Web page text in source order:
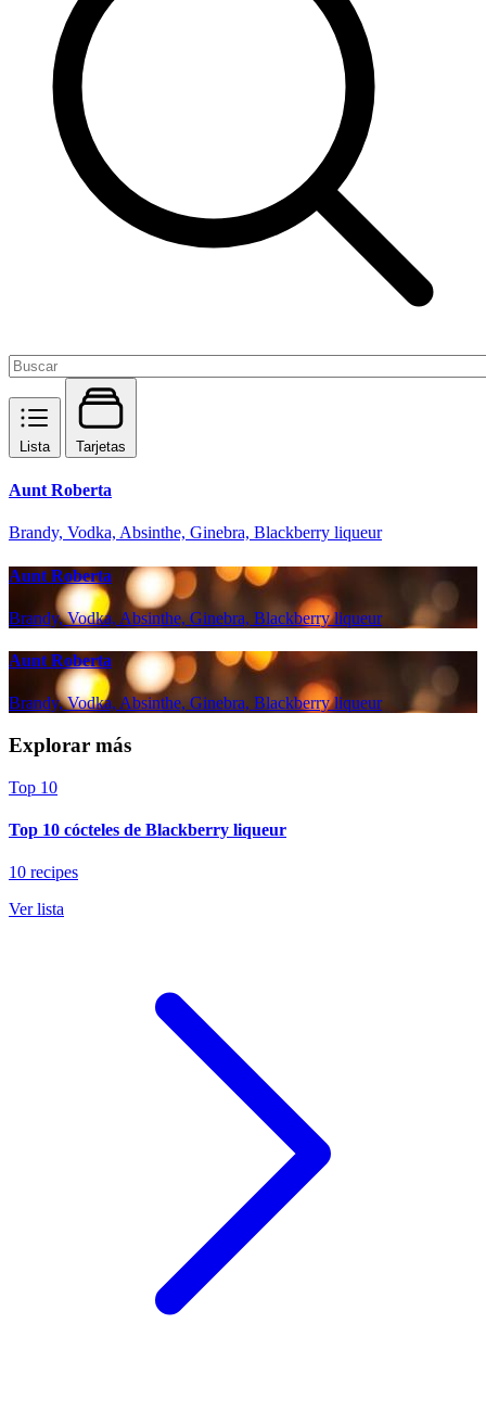
Lista Tarjetas
Aunt Roberta
Brandy, Vodka, Absinthe, Ginebra, Blackberry liqueur
Aunt Roberta
Brandy, Vodka, Absinthe, Ginebra, Blackberry liqueur
Aunt Roberta
Brandy, Vodka, Absinthe, Ginebra, Blackberry liqueur
Explorar más
Top 10
Top 10 cócteles de Blackberry liqueur
10 recipes
Ver lista